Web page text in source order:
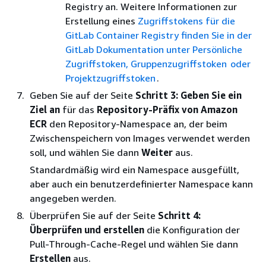
Registry an. Weitere Informationen zur
Erstellung eines Zugriffstokens für die
GitLab Container Registry finden Sie in der
GitLab Dokumentation unter Persönliche
Zugriffstoken, Gruppenzugriffstoken oder
Projektzugriffstoken .
Geben Sie auf der Seite Schritt 3: Geben Sie ein
Ziel an für das Repository-Präfix von Amazon
ECR den Repository-Namespace an, der beim
Zwischenspeichern von Images verwendet werden
soll, und wählen Sie dann Weiter aus.
Standardmäßig wird ein Namespace ausgefüllt,
aber auch ein benutzerdefinierter Namespace kann
angegeben werden.
Überprüfen Sie auf der Seite Schritt 4:
Überprüfen und erstellen die Konfiguration der
Pull-Through-Cache-Regel und wählen Sie dann
Erstellen aus.